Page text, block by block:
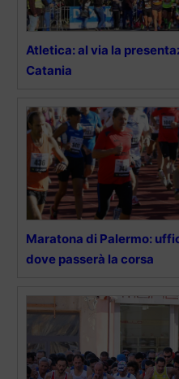
Atletica: al via la
Catania
Maratona di Palermo:
dove passerà la corsa